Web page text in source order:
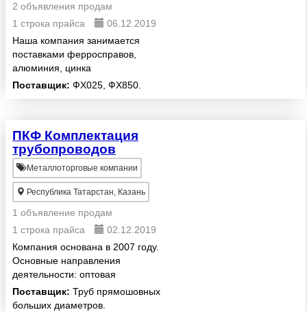
2 объявления продам
1 строка прайса
06.12.2019
Наша компания занимается
поставками ферросправов,
алюминия, цинка
Поставщик: ФХ025, ФХ850.
ПКФ Комплектация
трубопроводов
Металлоторговые компании
Республика Татарстан, Казань
1 объявление продам
1 строка прайса
02.12.2019
Компания основана в 2007 году.
Основные направления
деятельности: оптовая
реализация полиэтиленовых труб
и фитингов из ПЭ 80 и ПЭ 100
Поставщик: Труб прямошовных
больших диаметров.